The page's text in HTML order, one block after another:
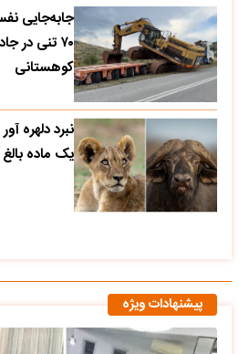
جابه‌جایی
۷۰ تنی در
کوهستانی
نبرد دلهره
یک ماده
پیشنهادات ویژه